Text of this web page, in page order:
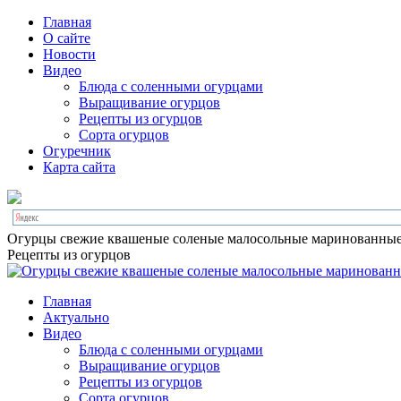
Главная
О сайте
Новости
Видео
Блюда с соленными огурцами
Выращивание огурцов
Рецепты из огурцов
Сорта огурцов
Огуречник
Карта сайта
Огурцы свежие квашеные соленые малосольные
Рецепты из огурцов
Главная
Актуально
Видео
Блюда с соленными огурцами
Выращивание огурцов
Рецепты из огурцов
Сорта огурцов